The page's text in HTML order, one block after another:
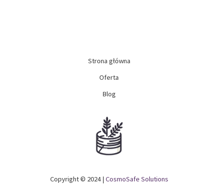
Strona główna
Oferta
Blog
Copyright © 2024 | CosmoSafe Solutions